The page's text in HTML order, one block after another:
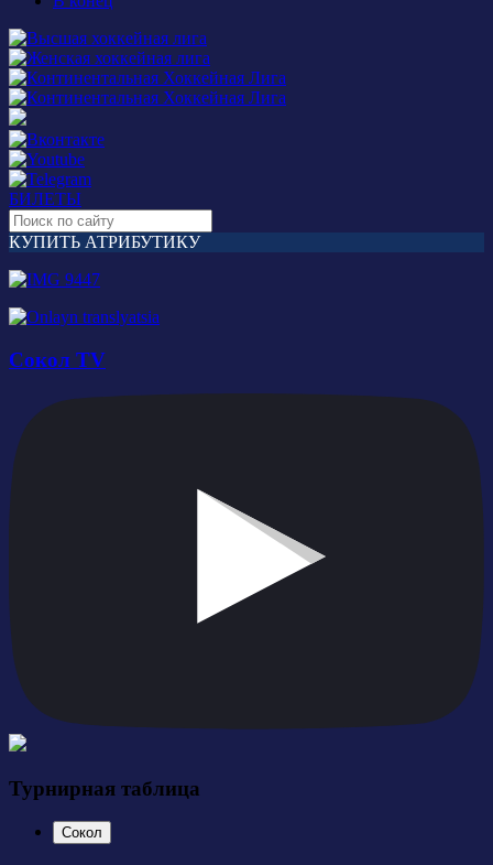
БИЛЕТЫ
КУПИТЬ АТРИБУТИКУ
Сокол TV
Турнирная таблица
Сокол